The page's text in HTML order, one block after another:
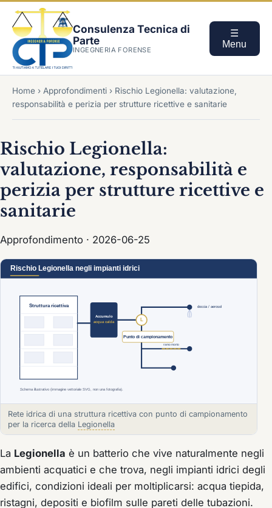
Consulenza Tecnica di
Parte
INGEGNERIA FORENSE
☰
Menu
Home › Approfondimenti › Rischio Legionella: valutazione,
responsabilità e perizia per strutture ricettive e sanitarie
Rischio Legionella:
valutazione, responsabilità e
perizia per strutture ricettive e
sanitarie
Approfondimento · 2026-06-25
Rete idrica di una struttura ricettiva con punto di campionamento
per la ricerca della Legionella
La Legionella è un batterio che vive naturalmente negli
ambienti acquatici e che trova, negli impianti idrici degli
edifici, condizioni ideali per moltiplicarsi: acqua tiepida,
ristagni, depositi e biofilm sulle pareti delle tubazioni.